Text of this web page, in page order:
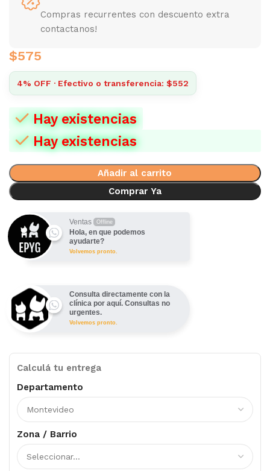
Compras recurrentes con descuento extra
contactanos!
$575
4% OFF · Efectivo o transferencia: $552
Hay existencias
Hay existencias
Añadir al carrito
Comprar Ya
Ventas Offline
Hola, en que podemos
ayudarte?
Volvemos pronto.
Consulta directamente con la
clínica por aquí. Consultas no
urgentes.
Volvemos pronto.
Calculá tu entrega
Departamento
Zona / Barrio